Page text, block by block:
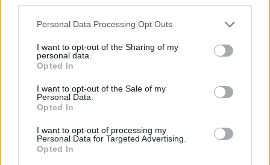
Personal Data Processing Opt Outs
I want to opt-out of the Sharing of my
personal data.
Opted In
I want to opt-out of the Sale of my
Personal Data.
Opted In
I want to opt-out of processing my
Personal Data for Targeted Advertising.
Opted In
Κορινθία: Παραδίδονται τρία σημαντικά έργα
05/08/2026 19:22